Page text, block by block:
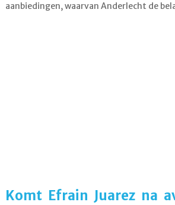
aanbiedingen, waarvan Anderlecht de
Komt Efrain Juarez na